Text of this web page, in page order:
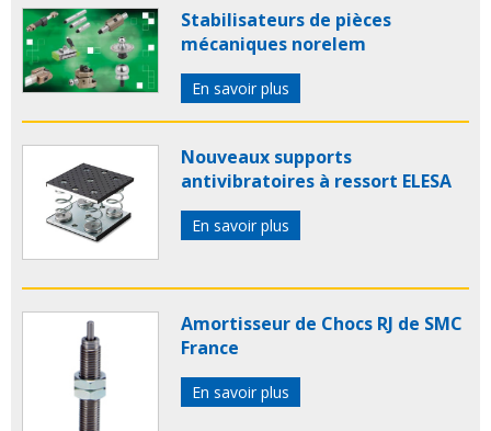
Stabilisateurs de pièces
mécaniques norelem
En savoir plus
Nouveaux supports
antivibratoires à ressort ELESA
En savoir plus
Amortisseur de Chocs RJ de SMC
France
En savoir plus